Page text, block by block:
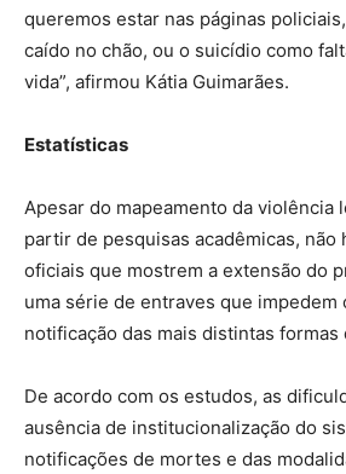
queremos estar nas páginas
caído no chão, ou o suicídio como
vida”, afirmou Kátia Guimarães.
Estatísticas
Apesar do mapeamento da violência
partir de pesquisas acadêmicas, não
oficiais que mostrem a extensão do
uma série de entraves que impedem
notificação das mais distintas formas
De acordo com os estudos, as
ausência de institucionalização do
notificações de mortes e das